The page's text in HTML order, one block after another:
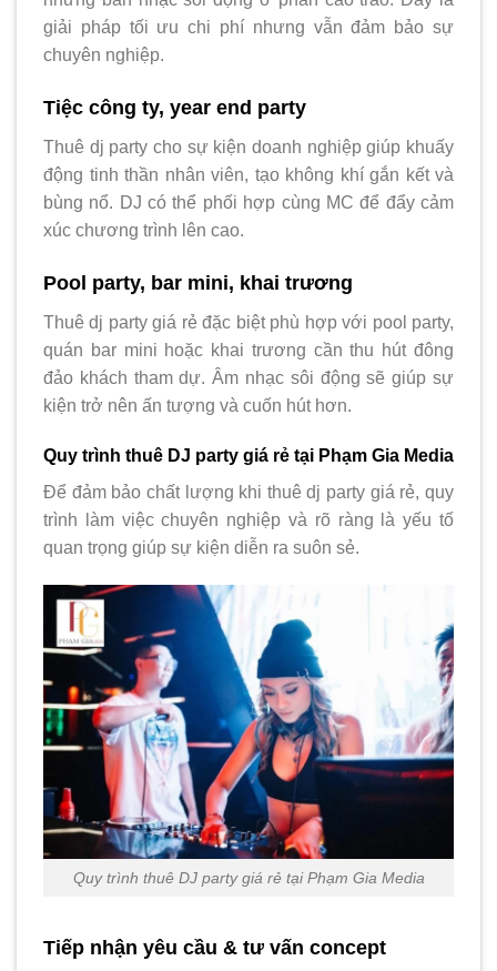
giải pháp tối ưu chi phí nhưng vẫn đảm bảo sự
chuyên nghiệp.
Tiệc công ty, year end party
Thuê dj party cho sự kiện doanh nghiệp giúp khuấy
động tinh thần nhân viên, tạo không khí gắn kết và
bùng nổ. DJ có thể phối hợp cùng MC để đẩy cảm
xúc chương trình lên cao.
Pool party, bar mini, khai trương
Thuê dj party giá rẻ đặc biệt phù hợp với pool party,
quán bar mini hoặc khai trương cần thu hút đông
đảo khách tham dự. Âm nhạc sôi động sẽ giúp sự
kiện trở nên ấn tượng và cuốn hút hơn.
Quy trình thuê DJ party giá rẻ tại Phạm Gia Media
Để đảm bảo chất lượng khi thuê dj party giá rẻ, quy
trình làm việc chuyên nghiệp và rõ ràng là yếu tố
quan trọng giúp sự kiện diễn ra suôn sẻ.
Quy trình thuê DJ party giá rẻ tại Phạm Gia Media
Tiếp nhận yêu cầu & tư vấn concept